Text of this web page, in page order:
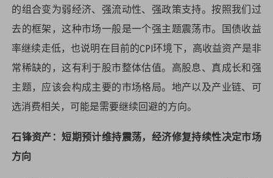
的组合变为弱经济、强流动性、强政策支持。按照我们过
去的框架，这种市场一般是一个强主题震荡市。国债收益
率继续走低，也说明在目前的CPI环境下，高收益资产是非
常稀缺的，这有利于股市整体估值。高股息、真成长和强
主题，应该会构成主要的市场格局。地产以及产业链、可
选消费相关，可能是需要继续回避的方向。
石锋资产：短期预计维持震荡，经济修复持续性决定市场
方向